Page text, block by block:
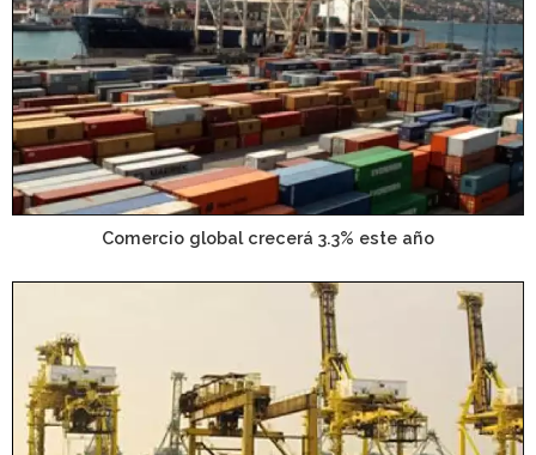
Comercio global crecerá 3.3% este año